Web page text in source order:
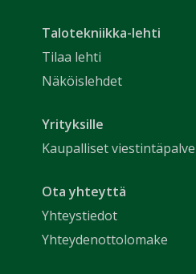
Talotekniikka-lehti
Tilaa lehti
Näköislehdet
Yrityksille
Kaupalliset
Ota yhteyttä
Yhteystiedot
Yhteydenottolomake